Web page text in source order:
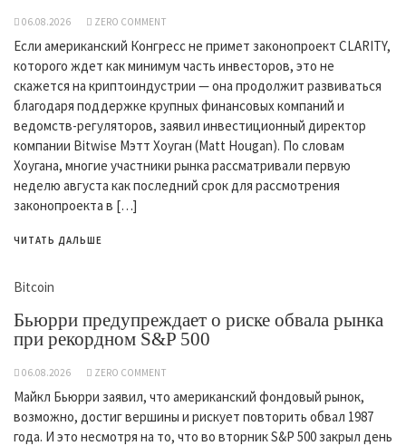
06.08.2026 ZERO COMMENT
Если американский Конгресс не примет законопроект CLARITY,
которого ждет как минимум часть инвесторов, это не
скажется на криптоиндустрии — она продолжит развиваться
благодаря поддержке крупных финансовых компаний и
ведомств-регуляторов, заявил инвестиционный директор
компании Bitwise Мэтт Хоуган (Matt Hougan). По словам
Хоугана, многие участники рынка рассматривали первую
неделю августа как последний срок для рассмотрения
законопроекта в […]
ЧИТАТЬ ДАЛЬШЕ
Bitcoin
Бьюрри предупреждает о риске обвала рынка
при рекордном S&P 500
06.08.2026 ZERO COMMENT
Майкл Бьюрри заявил, что американский фондовый рынок,
возможно, достиг вершины и рискует повторить обвал 1987
года. И это несмотря на то, что во вторник S&P 500 закрыл день